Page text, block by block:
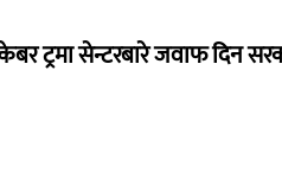
ट्रमा सेन्टरबारे जवाफ दिन